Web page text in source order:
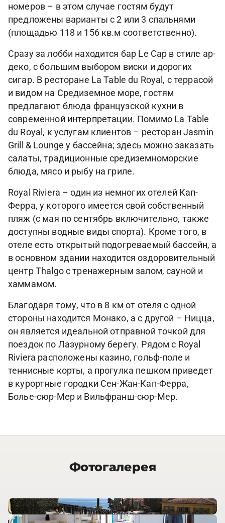
номеров – в этом случае гостям будут
предложены варианты с 2 или 3 спальнями
(площадью 118 и 156 кв.м соответственно).
Сразу за лобби находится бар Le Cap в стиле ар-
деко, с большим выбором виски и дорогих
сигар. В ресторане La Table du Royal, с террасой
и видом на Средиземное море, гостям
предлагают блюда французской кухни в
современной интерпретации. Помимо La Table
du Royal, к услугам клиентов – ресторан Jasmin
Grill & Lounge у бассейна; здесь можно заказать
салаты, традиционные средиземноморские
блюда, мясо и рыбу на гриле.
Royal Riviera – один из немногих отелей Кап-
Ферра, у которого имеется свой собственный
пляж (с мая по сентябрь включительно, также
доступны водные виды спорта). Кроме того, в
отеле есть открытый подогреваемый бассейн, а
в основном здании находится оздоровительный
центр Thalgo с тренажерным залом, сауной и
хаммамом.
Благодаря тому, что в 8 км от отеля с одной
стороны находится Монако, а с другой – Ницца,
он является идеальной отправной точкой для
поездок по Лазурному берегу. Рядом с Royal
Riviera расположены казино, гольф-поле и
теннисные корты, а прогулка пешком приведет
в курортные городки Сен-Жан-Кап-Ферра,
Болье-сюр-Мер и Вильфранш-сюр-Мер.
Фотогалерея